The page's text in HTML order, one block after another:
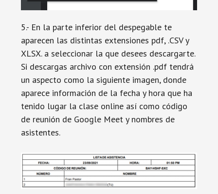
5.- En la parte inferior del despegable te
aparecen las distintas extensiones pdf, .CSV y
XLSX. a seleccionar la que desees descargarte.
Si descargas archivo con extensión .pdf tendrá
un aspecto como la siguiente imagen, donde
aparece información de la fecha y hora que ha
tenido lugar la clase online así como código
de reunión de Google Meet y nombres de
asistentes.